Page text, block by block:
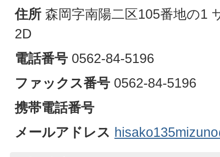
住所 森岡字南陽二区105番地の1
2D
電話番号 0562-84-5196
ファックス番号 0562-84-5196
携帯電話番号
メールアドレス